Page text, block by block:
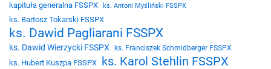
kapituła generalna FSSPX ks. Antoni Myśliński FSSPX
ks. Bartosz Tokarski FSSPX
ks. Dawid Pagliarani FSSPX
ks. Dawid Wierzycki FSSPX ks. Franciszek Schmidberger FSSPX
ks. Hubert Kuszpa FSSPX ks. Karol Stehlin FSSPX